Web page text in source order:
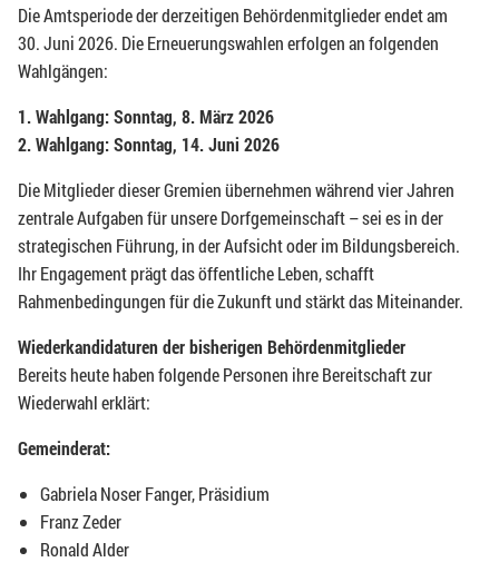
Die Amtsperiode der derzeitigen Behördenmitglieder endet am
30. Juni 2026. Die Erneuerungswahlen erfolgen an folgenden
Wahlgängen:
1. Wahlgang: Sonntag, 8. März 2026
2. Wahlgang: Sonntag, 14. Juni 2026
Die Mitglieder dieser Gremien übernehmen während vier Jahren
zentrale Aufgaben für unsere Dorfgemeinschaft – sei es in der
strategischen Führung, in der Aufsicht oder im Bildungsbereich.
Ihr Engagement prägt das öffentliche Leben, schafft
Rahmenbedingungen für die Zukunft und stärkt das Miteinander.
Wiederkandidaturen der bisherigen Behördenmitglieder
Bereits heute haben folgende Personen ihre Bereitschaft zur
Wiederwahl erklärt:
Gemeinderat:
Gabriela Noser Fanger, Präsidium
Franz Zeder
Ronald Alder